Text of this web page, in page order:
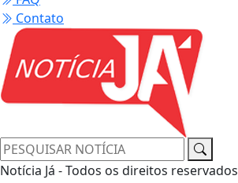
Contato
Notícia Já - Todos os direitos reservados